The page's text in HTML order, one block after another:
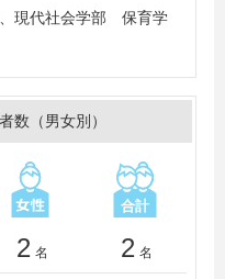
現代社会学部 保育学
数（男女別）
2 名 2 名